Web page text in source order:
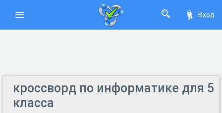
Вход
кроссворд по информатике для 5
класса